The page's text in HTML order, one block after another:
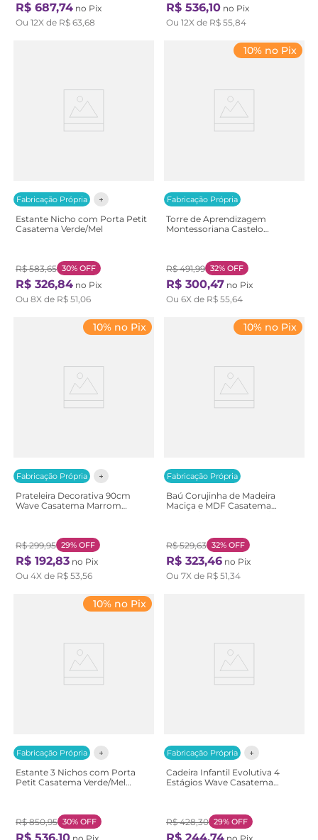
R$ 687,74 no Pix
Ou 12X de R$ 63,68
R$ 536,10 no Pix
Ou 12X de R$ 55,84
Fabricação Própria
Estante Nicho com Porta Petit
Casatema Verde/Mel
R$ 583,65 30% OFF
R$ 326,84 no Pix
Ou 8X de R$ 51,06
Fabricação Própria
10% no Pix
Torre de Aprendizagem
Montessoriana Castelo
Natural/Branco
R$ 491,99 32% OFF
R$ 300,47 no Pix
Ou 6X de R$ 55,64
Fabricação Própria
10% no Pix
Prateleira Decorativa 90cm
Wave Casatema Marrom
R$ 299,95 29% OFF
R$ 192,83 no Pix
Ou 4X de R$ 53,56
Fabricação Própria
10% no Pix
Baú Corujinha de Madeira
Maciça e MDF Casatema
R$ 529,63 32% OFF
R$ 323,46 no Pix
Ou 7X de R$ 51,34
Fabricação Própria
10% no Pix
Estante 3 Nichos com Porta
Petit Casatema Verde/Mel
R$ 850,95 30% OFF
Fabricação Própria
Cadeira Infantil Evolutiva 4
Estágios Wave Casatema
R$ 428,30 29% OFF